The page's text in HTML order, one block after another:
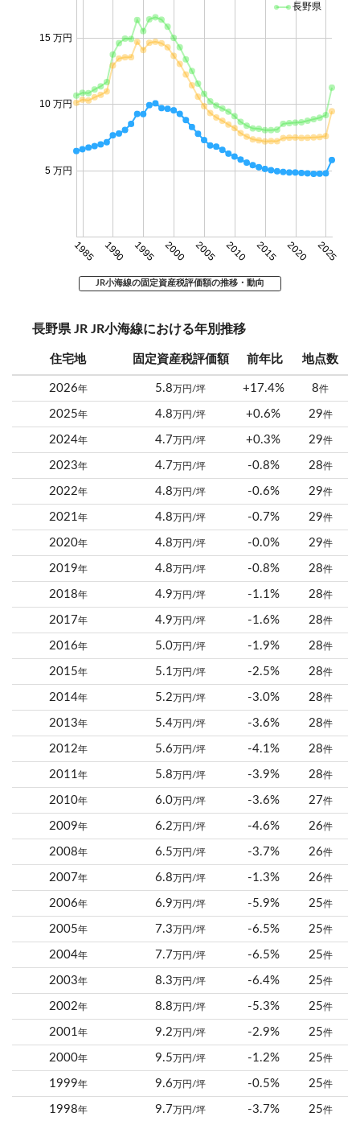
1985 1990 1995 2000 2005 2010 2015 2020 2025
5 万円
10 万円
15 万円
長野県
JR小海線の固定資産税評価額の推移・動向
長野県 JR JR小海線における年別推移
住宅地 固定資産税評価額 前年比 地点数
2026年 5.8万円/坪 +17.4% 8件
2025年 4.8万円/坪 +0.6% 29件
2024年 4.7万円/坪 +0.3% 29件
2023年 4.7万円/坪 -0.8% 28件
2022年 4.8万円/坪 -0.6% 29件
2021年 4.8万円/坪 -0.7% 29件
2020年 4.8万円/坪 -0.0% 29件
2019年 4.8万円/坪 -0.8% 28件
2018年 4.9万円/坪 -1.1% 28件
2017年 4.9万円/坪 -1.6% 28件
2016年 5.0万円/坪 -1.9% 28件
2015年 5.1万円/坪 -2.5% 28件
2014年 5.2万円/坪 -3.0% 28件
2013年 5.4万円/坪 -3.6% 28件
2012年 5.6万円/坪 -4.1% 28件
2011年 5.8万円/坪 -3.9% 28件
2010年 6.0万円/坪 -3.6% 27件
2009年 6.2万円/坪 -4.6% 26件
2008年 6.5万円/坪 -3.7% 26件
2007年 6.8万円/坪 -1.3% 26件
2006年 6.9万円/坪 -5.9% 25件
2005年 7.3万円/坪 -6.5% 25件
2004年 7.7万円/坪 -6.5% 25件
2003年 8.3万円/坪 -6.4% 25件
2002年 8.8万円/坪 -5.3% 25件
2001年 9.2万円/坪 -2.9% 25件
2000年 9.5万円/坪 -1.2% 25件
1999年 9.6万円/坪 -0.5% 25件
1998年 9.7万円/坪 -3.7% 25件